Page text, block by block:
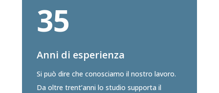
35
Anni di esperienza
Si può dire che conosciamo il nostro lavoro.
Da oltre trent’anni lo studio supporta il